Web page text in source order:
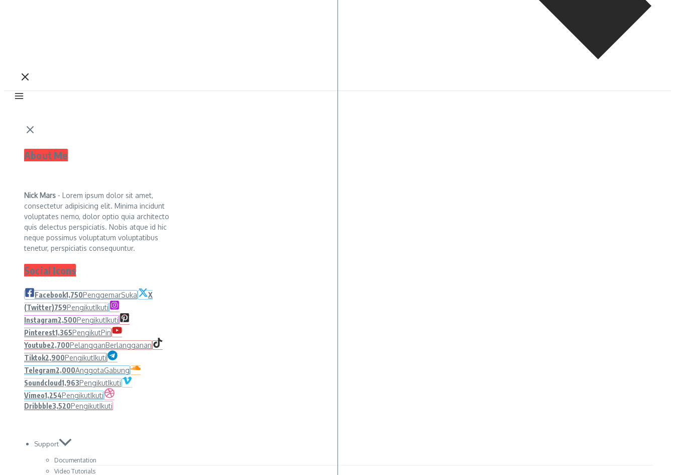
About Me
Nick Mars - Lorem ipsum dolor sit amet,
consectetur adipisicing elit. Minima incidunt
voluptates nemo, dolor optio quia architecto
quis delectus perspiciatis. Nobis atque id hic
neque possimus voluptatum voluptatibus
tenetur, perspiciatis consequuntur.
Social Icons
Facebook1,750PenggemarSuka
X
(Twitter)759PengikutIkuti
Instagram2,500PengikutIkuti
Pinterest1,365PengikutPin
Youtube2,700PelangganBerlangganan
Tiktok2,900PengikutIkuti
Telegram2,000AnggotaGabung
Soundcloud1,963PengikutIkuti
Vimeo1,254PengikutIkuti
Dribbble3,520PengikutIkuti
Support
Documentation
Video Tutorials